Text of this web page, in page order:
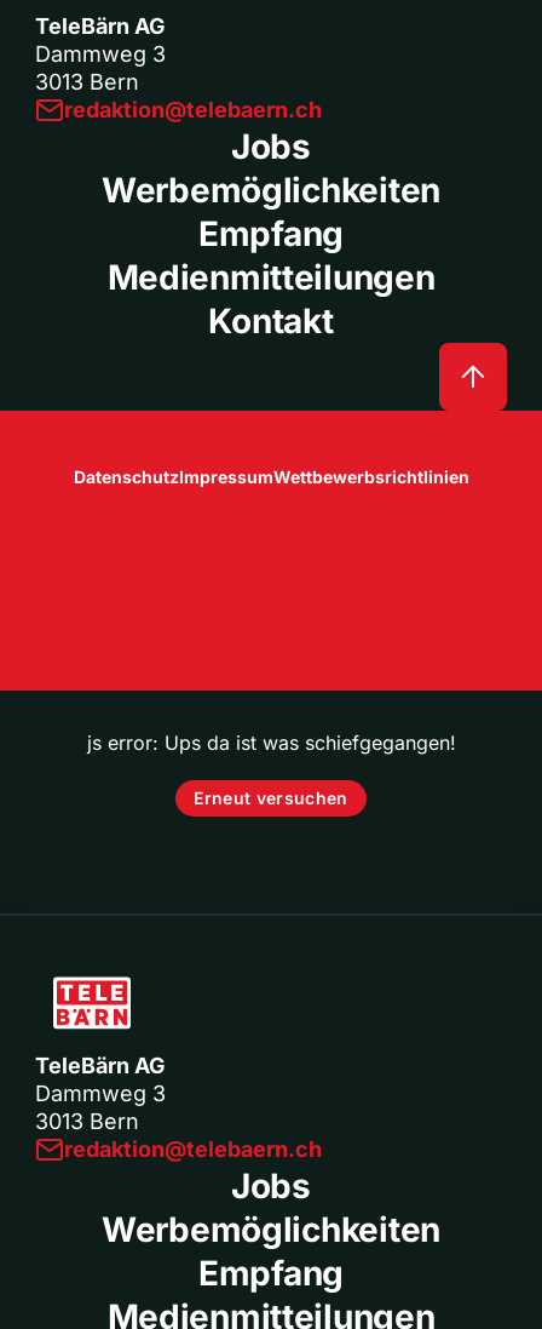
TeleBärn AG
Dammweg 3
3013 Bern
redaktion@telebaern.ch
Jobs
Werbemöglichkeiten
Empfang
Medienmitteilungen
Kontakt
DatenschutzImpressumWettbewerbsrichtlinien
js error: Ups da ist was schiefgegangen!
Erneut versuchen
TeleBärn AG
Dammweg 3
3013 Bern
redaktion@telebaern.ch
Jobs
Werbemöglichkeiten
Empfang
Medienmitteilungen